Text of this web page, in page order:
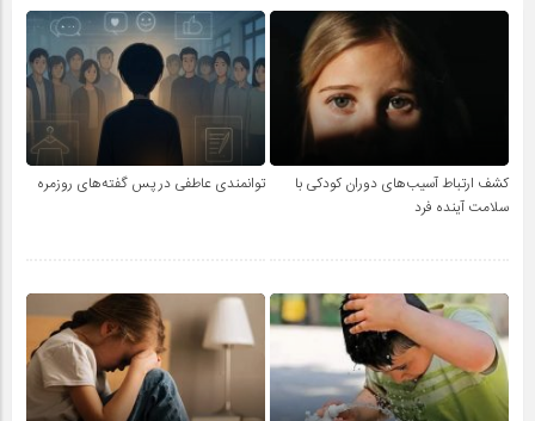
کشف ارتباط آسیب‌های دوران کودکی با
سلامت آینده فرد
توانمندی عاطفی در پس گفته‌های روزمره